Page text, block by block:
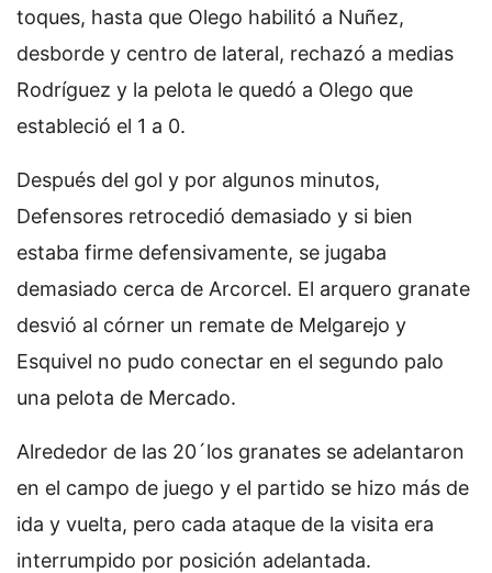
toques, hasta que Olego habilitó a Nuñez,
desborde y centro de lateral, rechazó a medias
Rodríguez y la pelota le quedó a Olego que
estableció el 1 a 0.
Después del gol y por algunos minutos,
Defensores retrocedió demasiado y si bien
estaba firme defensivamente, se jugaba
demasiado cerca de Arcorcel. El arquero granate
desvió al córner un remate de Melgarejo y
Esquivel no pudo conectar en el segundo palo
una pelota de Mercado.
Alrededor de las 20´los granates se adelantaron
en el campo de juego y el partido se hizo más de
ida y vuelta, pero cada ataque de la visita era
interrumpido por posición adelantada.